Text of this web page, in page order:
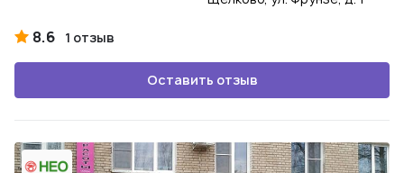
8.6 1 отзыв
Оставить отзыв